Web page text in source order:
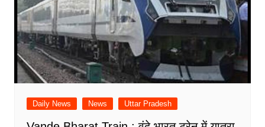
Daily News News Uttar Pradesh